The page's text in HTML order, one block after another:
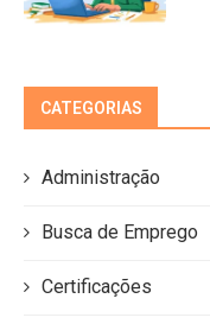
CATEGORIAS
Administração
Busca de Emprego
Certificações